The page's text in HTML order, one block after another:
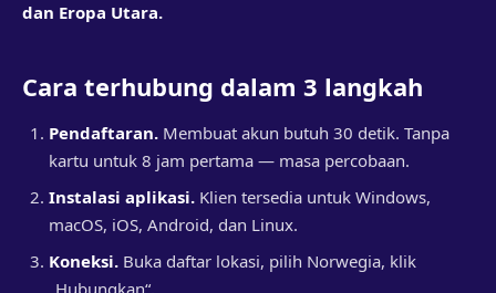
dan Eropa Utara.
Cara terhubung dalam 3 langkah
Pendaftaran. Membuat akun butuh 30 detik. Tanpa
kartu untuk 8 jam pertama — masa percobaan.
Instalasi aplikasi. Klien tersedia untuk Windows,
macOS, iOS, Android, dan Linux.
Koneksi. Buka daftar lokasi, pilih Norwegia, klik
„Hubungkan“.